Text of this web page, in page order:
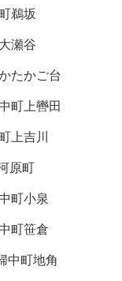
鵜坂
瀬谷
たかご台
町上轡田
上吉川
原町
町小泉
町笹倉
中町地角